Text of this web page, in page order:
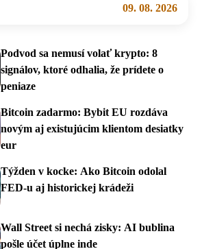
09. 08. 2026
Podvod sa nemusí volať krypto: 8
signálov, ktoré odhalia, že prídete o
peniaze
Bitcoin zadarmo: Bybit EU rozdáva
novým aj existujúcim klientom desiatky
eur
Týžden v kocke: Ako Bitcoin odolal
FED-u aj historickej krádeži
Wall Street si nechá zisky: AI bublina
pošle účet úplne inde